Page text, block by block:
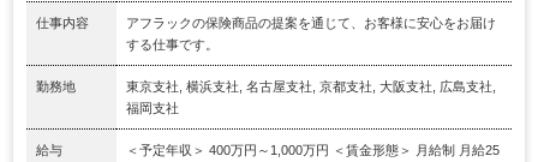
仕事内容
アフラックの保険商品の提案を通じて、お客様に安心をお届け
する仕事です。
勤務地
東京支社, 横浜支社, 名古屋支社, 京都支社, 大阪支社, 広島支社,
福岡支社
給与
＜予定年収＞ 400万円～1,000万円 ＜賃金形態＞ 月給制 月給25